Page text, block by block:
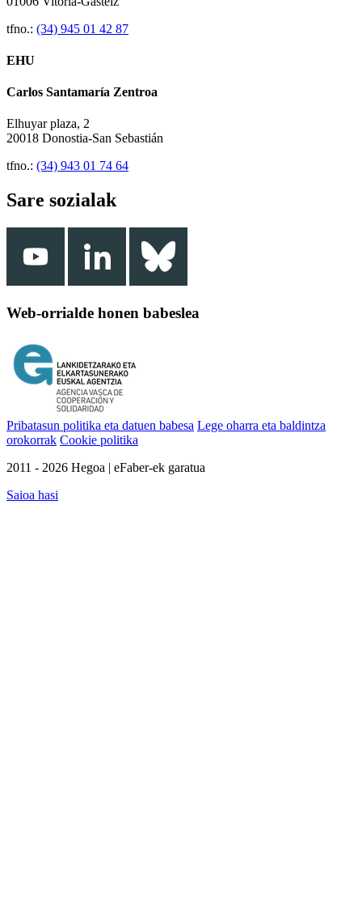
tfno.: (34) 945 01 42 87
EHU
Carlos Santamaría Zentroa
Elhuyar plaza, 2
20018 Donostia-San Sebastián
tfno.: (34) 943 01 74 64
Sare sozialak
Web-orrialde honen babeslea
Pribatasun politika eta datuen babesa Lege oharra eta baldintza
orokorrak Cookie politika
2011 - 2026 Hegoa | eFaber-ek garatua
Saioa hasi